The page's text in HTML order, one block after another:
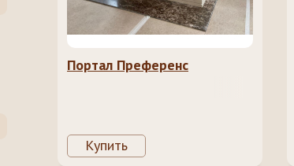
Портал Преференс
Купить